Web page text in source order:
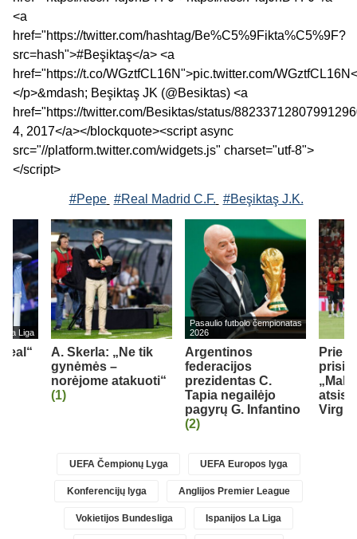
<a
href="https://twitter.com/hashtag/Be%C5%9Fikta%C5%9F?
src=hash">#Beşiktaş</a> <a
href="https://t.co/WGztfCL16N">pic.twitter.com/
</p>&mdash; Beşiktaş JK (@Besiktas) <a
href="https://twitter.com/Besiktas/status/
4, 2017</a></blockquote><script async
src="//platform.twitter.com/widgets.js" charset="utf-8">
</script>
#Pepe #Real Madrid C.F. #Beşiktaş J.K.
La Liga
A. Skerla: „Ne tik
gynėmės –
norėjome atakuoti“
(1)
Pasaulio futbolo čempionatas
2026
Argentinos
federacijos
prezidentas C.
Tapia negailėjo
pagyrų G. Infantino
(2)
Prie
Virgili
UEFA Čempionų Lyga UEFA Europos lyga
Konferencijų lyga Anglijos Premier League
Vokietijos Bundesliga Ispanijos La Liga